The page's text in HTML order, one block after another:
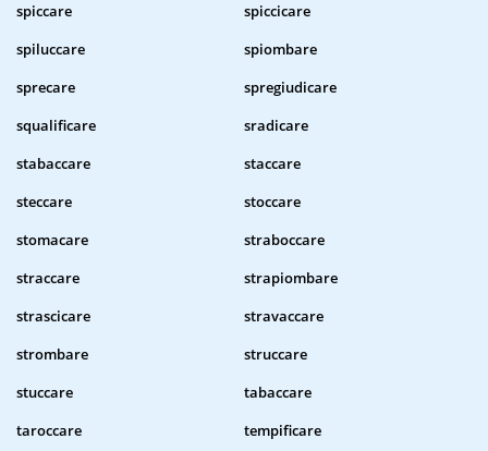
spiccare
spiccicare
spiluccare
spiombare
sprecare
spregiudicare
squalificare
sradicare
stabaccare
staccare
steccare
stoccare
stomacare
straboccare
straccare
strapiombare
strascicare
stravaccare
strombare
struccare
stuccare
tabaccare
taroccare
tempificare